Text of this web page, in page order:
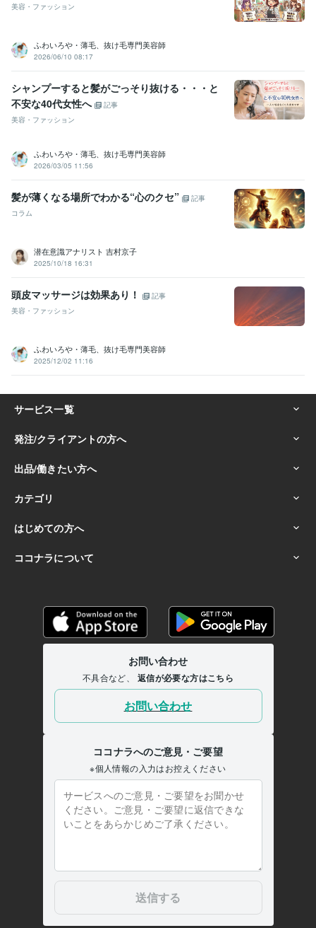
美容・ファッション
ふわいろや・薄毛、抜け毛専門美容師
2026/06/10 08:17
シャンプーすると髪がごっそり抜ける・・・と
不安な40代女性へ
記事
美容・ファッション
ふわいろや・薄毛、抜け毛専門美容師
2026/03/05 11:56
髪が薄くなる場所でわかる“心のクセ”
記事
コラム
潜在意識アナリスト 吉村京子
2025/10/18 16:31
頭皮マッサージは効果あり！
記事
美容・ファッション
ふわいろや・薄毛、抜け毛専門美容師
2025/12/02 11:16